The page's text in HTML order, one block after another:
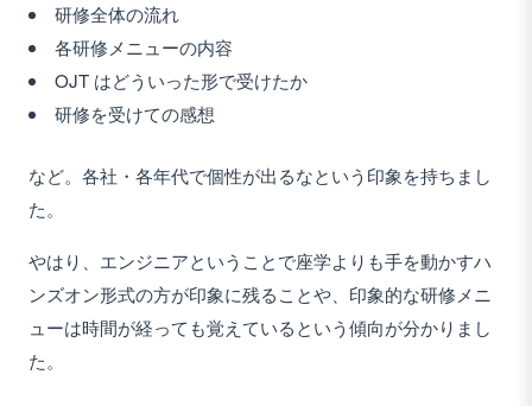
研修全体の流れ
各研修メニューの内容
OJT はどういった形で受けたか
研修を受けての感想
など。各社・各年代で個性が出るなという印象を持ちまし
た。
やはり、エンジニアということで座学よりも手を動かすハ
ンズオン形式の方が印象に残ることや、印象的な研修メニ
ューは時間が経っても覚えているという傾向が分かりまし
た。